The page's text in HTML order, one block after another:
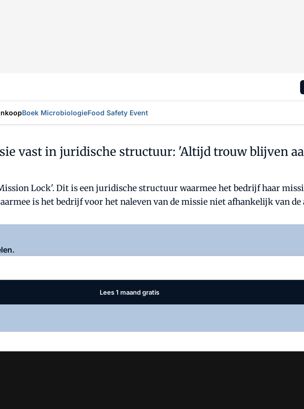
Boek MicrobiologieFood Safety Event
vast in juridische structuur: 'Altijd trouw blijven
Lock'. Dit is een juridische structuur waarmee het bedrijf haar
is het bedrijf voor het naleven van de missie niet afhankelijk van
Lees 1 maand gratis